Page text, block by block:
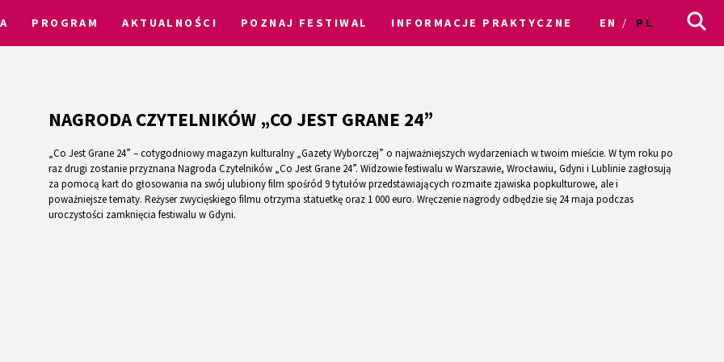
PROGRAM AKTUALNOŚCI POZNAJ FESTIWAL INFORMACJE PRAKTYCZNE EN PL
NAGRODA CZYTELNIKÓW „CO JEST GRANE 24”
„Co Jest Grane 24” – cotygodniowy magazyn kulturalny „Gazety Wyborczej” o najważniejszych wydarzeniach w twoim mieście. W tym roku po
raz drugi zostanie przyznana Nagroda Czytelników „Co Jest Grane 24”. Widzowie festiwalu w Warszawie, Wrocławiu, Gdyni i Lublinie zagłosują
za pomocą kart do głosowania na swój ulubiony film spośród 9 tytułów przedstawiających rozmaite zjawiska popkulturowe, ale i
poważniejsze tematy. Reżyser zwycięskiego filmu otrzyma statuetkę oraz 1 000 euro. Wręczenie nagrody odbędzie się 24 maja podczas
uroczystości zamknięcia festiwalu w Gdyni.